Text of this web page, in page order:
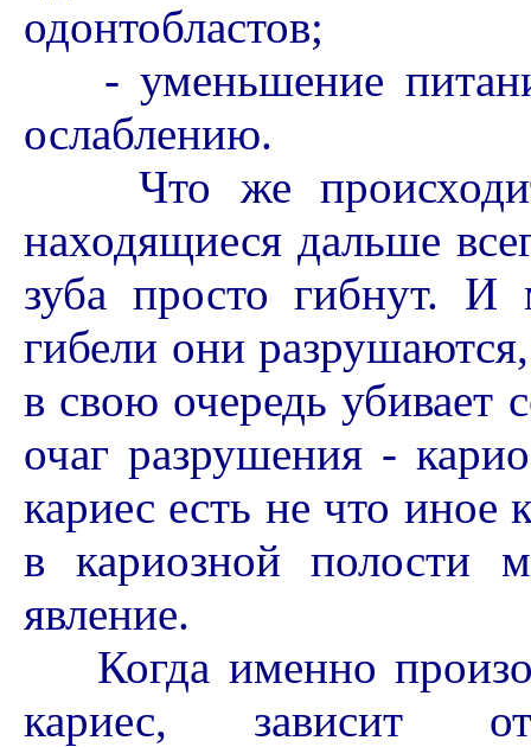
одонтобластов;
- уменьшение
ослаблению.
Что же происходит
находящиеся дальше
зуба просто гибнут. И
гибели они
в свою очередь убивает
очаг разрушения -
кариес есть не что иное
в кариозной полости
явление.
Когда именно
кариес, зависит